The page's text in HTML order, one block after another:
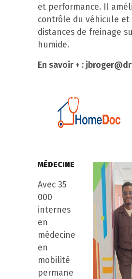
et performance. Il
contrôle du véhicule
distances de freinage
humide.
En savoir + :
MÉDECINE
Avec 35
000
internes
en
médecine
en
mobilité
permane